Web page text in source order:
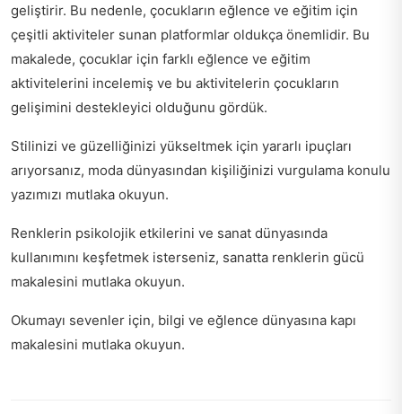
geliştirir. Bu nedenle, çocukların eğlence ve eğitim için
çeşitli aktiviteler sunan platformlar oldukça önemlidir. Bu
makalede, çocuklar için farklı eğlence ve eğitim
aktivitelerini incelemiş ve bu aktivitelerin çocukların
gelişimini destekleyici olduğunu gördük.
Stilinizi ve güzelliğinizi yükseltmek için yararlı ipuçları
arıyorsanız, moda dünyasından kişiliğinizi vurgulama konulu
yazımızı mutlaka okuyun.
Renklerin psikolojik etkilerini ve sanat dünyasında
kullanımını keşfetmek isterseniz, sanatta renklerin gücü
makalesini mutlaka okuyun.
Okumayı sevenler için, bilgi ve eğlence dünyasına kapı
makalesini mutlaka okuyun.